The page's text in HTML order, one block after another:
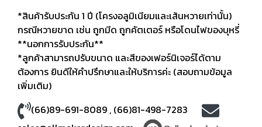
*สินค้ารับประกัน 1 ปี (โครงอลูมิเนียมและเส้นหวายเท่านั้น)
กรณีหวายขาด เช่น ถูกมีด ถูกคัตเตอร์ หรือโดนไฟของบุหรี่
**นอกการรับประกัน**
*ลูกค้าสามารถปรับขนาด และสีของเฟอร์นิเจอร์ได้ตาม
ต้องการ ยินดีให้คำปรึกษาและให้บริการค่ะ (สอบถามข้อมูล
เพิ่มเติม)
(66)89-691-8089, (66)81-498-7283